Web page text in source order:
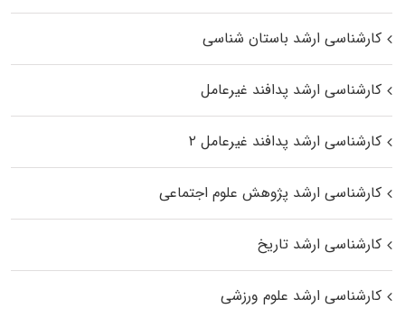
کارشناسی ارشد باستان شناسی
کارشناسی ارشد پدافند غیرعامل
کارشناسی ارشد پدافند غیرعامل ۲
کارشناسی ارشد پژوهش علوم اجتماعی
کارشناسی ارشد تاریخ
کارشناسی ارشد علوم ورزشی